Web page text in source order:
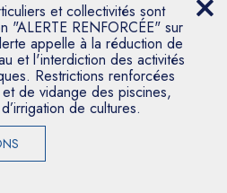
et collectivités sont
"ALERTE RENFORCÉE" sur
appelle à la réduction de
et l'interdiction des activités
Restrictions renforcées
de vidange des piscines,
de cultures.